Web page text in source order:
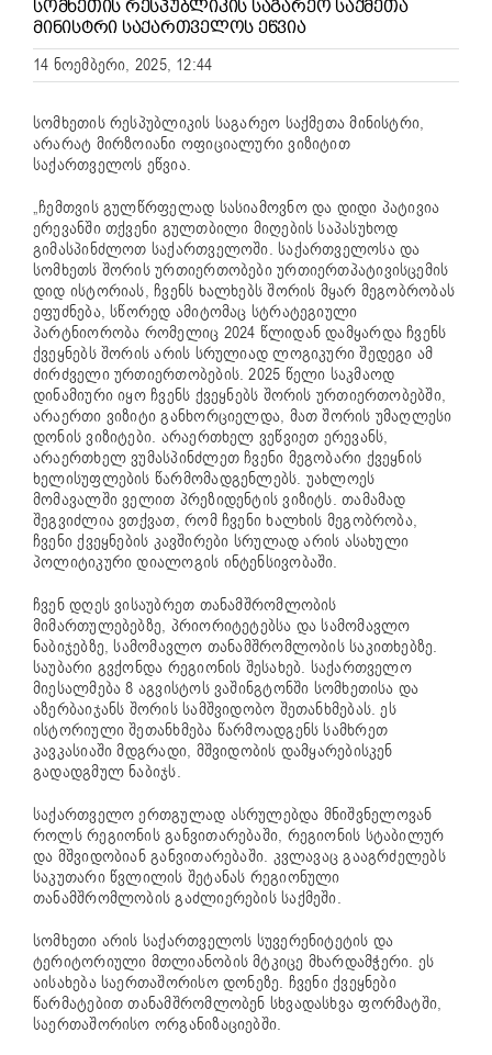
ᲡᲝᲛᲮᲔᲗᲘᲡ ᲠᲔᲡᲞᲣᲑᲚᲘᲙᲘᲡ ᲡᲐᲒᲐᲠᲔᲝ ᲡᲐᲥᲛᲔᲗᲐ
ᲛᲘᲜᲘᲡᲢᲠᲘ ᲡᲐᲥᲐᲠᲗᲕᲔᲚᲝᲡ ᲔᲬᲕᲘᲐ
14 ნოემბერი, 2025, 12:44
სომხეთის რესპუბლიკის საგარეო საქმეთა მინისტრი,
არარატ მირზოიანი ოფიციალური ვიზიტით
საქართველოს ეწვია.
„ჩემთვის გულწრფელად სასიამოვნო და დიდი პატივია
ერევანში თქვენი გულთბილი მიღების საპასუხოდ
გიმასპინძლოთ საქართველოში. საქართველოსა და
სომხეთს შორის ურთიერთობები ურთიერთპატივისცემის
დიდ ისტორიას, ჩვენს ხალხებს შორის მყარ მეგობრობას
ეფუძნება, სწორედ ამიტომაც სტრატეგიული
პარტნიორობა რომელიც 2024 წლიდან დამყარდა ჩვენს
ქვეყნებს შორის არის სრულიად ლოგიკური შედეგი ამ
ძირძველი ურთიერთობების. 2025 წელი საკმაოდ
დინამიური იყო ჩვენს ქვეყნებს შორის ურთიერთობებში,
არაერთი ვიზიტი განხორციელდა, მათ შორის უმაღლესი
დონის ვიზიტები. არაერთხელ ვეწვიეთ ერევანს,
არაერთხელ ვუმასპინძლეთ ჩვენი მეგობარი ქვეყნის
ხელისუფლების წარმომადგენლებს. უახლოეს
მომავალში ველით პრეზიდენტის ვიზიტს. თამამად
შეგვიძლია ვთქვათ, რომ ჩვენი ხალხის მეგობრობა,
ჩვენი ქვეყნების კავშირები სრულად არის ასახული
პოლიტიკური დიალოგის ინტენსივობაში.
ჩვენ დღეს ვისაუბრეთ თანამშრომლობის
მიმართულებებზე, პრიორიტეტებსა და სამომავლო
ნაბიჯებზე, სამომავლო თანამშრომლობის საკითხებზე.
საუბარი გვქონდა რეგიონის შესახებ. საქართველო
მიესალმება 8 აგვისტოს ვაშინგტონში სომხეთისა და
აზერბაიჯანს შორის სამშვიდობო შეთანხმებას. ეს
ისტორიული შეთანხმება წარმოადგენს სამხრეთ
კავკასიაში მდგრადი, მშვიდობის დამყარებისკენ
გადადგმულ ნაბიჯს.
საქართველო ერთგულად ასრულებდა მნიშვნელოვან
როლს რეგიონის განვითარებაში, რეგიონის სტაბილურ
და მშვიდობიან განვითარებაში. კვლავაც გააგრძელებს
საკუთარი წვლილის შეტანას რეგიონული
თანამშრომლობის გაძლიერების საქმეში.
სომხეთი არის საქართველოს სუვერენიტეტის და
ტერიტორიული მთლიანობის მტკიცე მხარდამჭერი. ეს
აისახება საერთაშორისო დონეზე. ჩვენი ქვეყნები
წარმატებით თანამშრომლობენ სხვადასხვა ფორმატში,
საერთაშორისო ორგანიზაციებში.